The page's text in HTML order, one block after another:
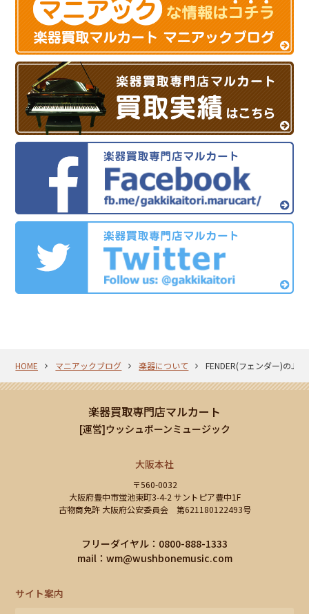
HOME マニアックブログ 楽器について FENDER(フェンダー)の
楽器買取専門店マルカート
[運営]ウッシュボーンミュージック
大阪本社
〒560-0032
大阪府豊中市蛍池東町3-4-2 サントピア豊中1F
古物商免許 大阪府公安委員会 第621180122493号
フリーダイヤル：0800-888-1333
mail： wm@wushbonemusic.com
サイト案内